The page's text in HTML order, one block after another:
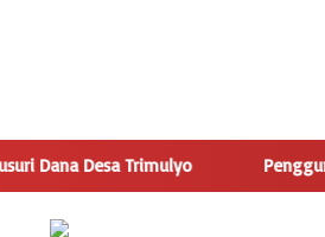
Pengguna Jalan Iskandar Muda